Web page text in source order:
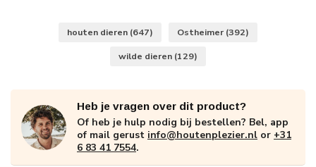
houten dieren (647) Ostheimer (392)
wilde dieren (129)
Heb je vragen over dit product?
Of heb je hulp nodig bij bestellen? Bel, app
of mail gerust info@houtenplezier.nl or +31
6 83 41 7554.